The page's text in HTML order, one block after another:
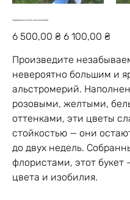
Грандиозный микс альстромерий
Первоначальная
цена
6 500,00 ₴ Спеццена
6 100,00 ₴
Произведите
невероятно большим и
альстромерий.
розовыми, желтыми,
оттенками, эти цветы
стойкостью — они
до двух недель.
флористами, этот
цвета и изобилия.